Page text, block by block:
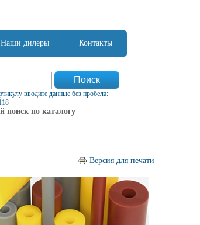
Наши дилеры Контакты
вводите данные без пробела:
поиск по каталогу
Версия для печати